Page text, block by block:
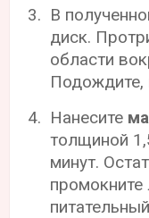
В
диск.
области
Подождите,
Нанесите
толщиной
минут.
промокните